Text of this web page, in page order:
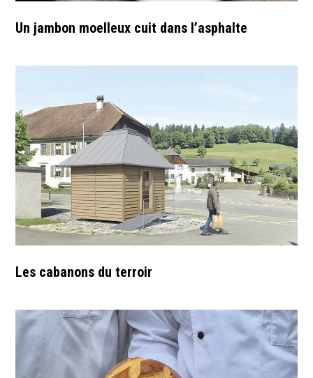
Un jambon moelleux cuit dans l’asphalte
Les cabanons du terroir